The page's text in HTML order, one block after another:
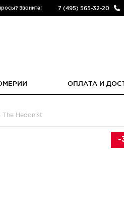
Звоните! 7 (495) 565-32-20
ОПЛАТА И
The Hedonist
-